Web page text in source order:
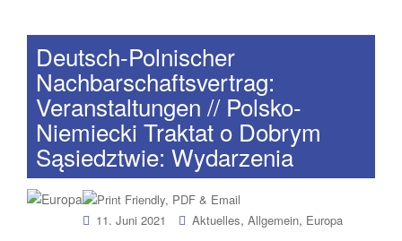
Deutsch-Polnischer
Nachbarschaftsvertrag:
Veranstaltungen // Polsko-
Niemiecki Traktat o Dobrym
Sąsiedztwie: Wydarzenia
11. Juni 2021 Aktuelles, Allgemein, Europa